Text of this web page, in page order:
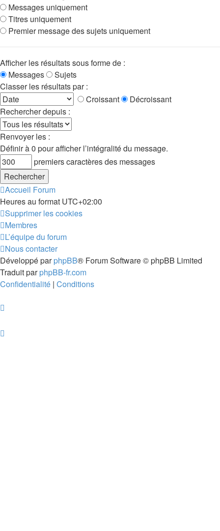
Messages uniquement
Titres uniquement
Premier message des sujets uniquement
Afficher les résultats sous forme de :
Messages
Sujets
Classer les résultats par :
Croissant
Décroissant
Rechercher depuis :
Renvoyer les :
Définir à 0 pour afficher l’intégralité du message.
premiers caractères des messages
Accueil Forum
Heures au format UTC+02:00
Supprimer les cookies
Membres
L’équipe du forum
Nous contacter
Développé parphpBB® Forum Software © phpBB Limited
Traduit parphpBB-fr.com
Confidentialité | Conditions